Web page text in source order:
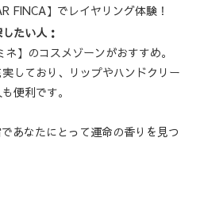
FINCA】でレイヤリング体験！
たい人：
ネ】のコスメゾーンがおすすめ。
しており、リップやハンドクリー
便利です。
あなたにとって運命の香りを見つ